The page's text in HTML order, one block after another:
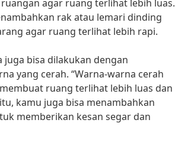
agar ruang terlihat lebih luas.
rak atau lemari dinding
agar ruang terlihat lebih rapi.
juga bisa dilakukan dengan
yang cerah. “Warna-warna cerah
ruang terlihat lebih luas dan
kamu juga bisa menambahkan
memberikan kesan segar dan